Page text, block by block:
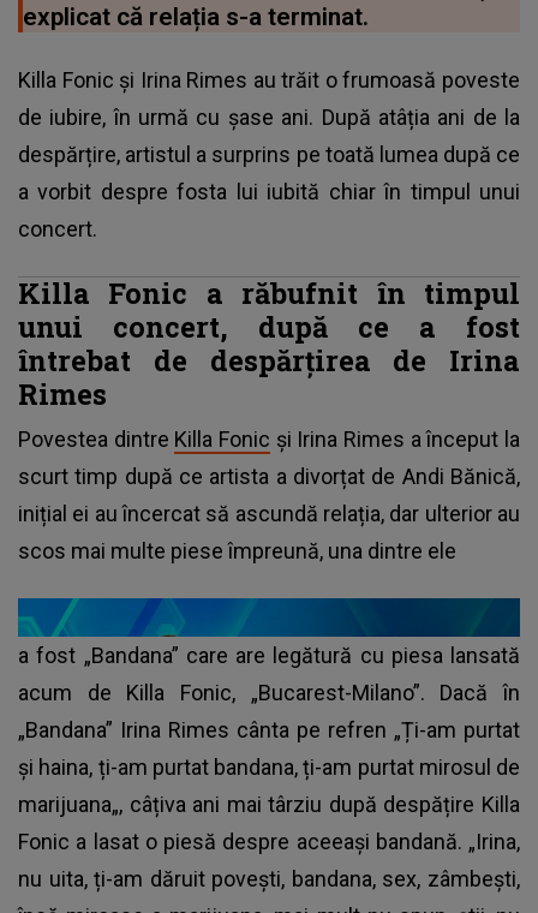
explicat că relația s-a terminat.
Killa Fonic și Irina Rimes au trăit o frumoasă poveste
de iubire, în urmă cu șase ani. După atâția ani de la
despărțire, artistul a surprins pe toată lumea după ce
a vorbit despre fosta lui iubită chiar în timpul unui
concert.
Killa Fonic a răbufnit în timpul
unui concert, după ce a fost
întrebat de despărțirea de Irina
Rimes
Povestea dintre Killa Fonic și Irina Rimes a început la
scurt timp după ce artista a divorțat de Andi Bănică,
inițial ei au încercat să ascundă relația, dar ulterior au
scos mai multe piese împreună, una dintre ele
a fost „Bandana” care are legătură cu piesa lansată
acum de Killa Fonic, „Bucarest-Milano”. Dacă în
„Bandana” Irina Rimes cânta pe refren „Ți-am purtat
și haina, ți-am purtat bandana, ți-am purtat mirosul de
marijuana„, câțiva ani mai târziu după despățire Killa
Fonic a lasat o piesă despre aceeași bandană. „Irina,
nu uita, ți-am dăruit povești, bandana, sex, zâmbești,